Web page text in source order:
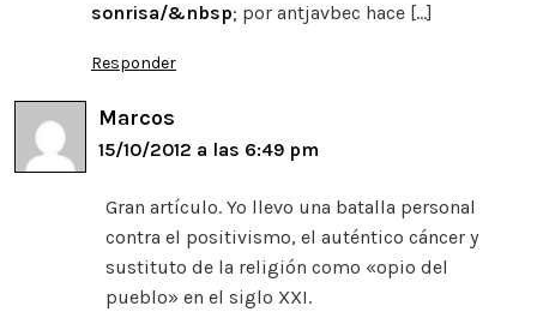
sonrisa/&nbsp; por antjavbec hace […]
Responder
Marcos
15/10/2012 a las 6:49 pm
Gran artículo. Yo llevo una batalla personal
contra el positivismo, el auténtico cáncer y
sustituto de la religión como «opio del
pueblo» en el siglo XXI.